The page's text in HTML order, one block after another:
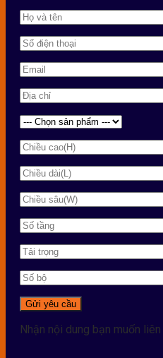
Nhận nội dung bạn muốn